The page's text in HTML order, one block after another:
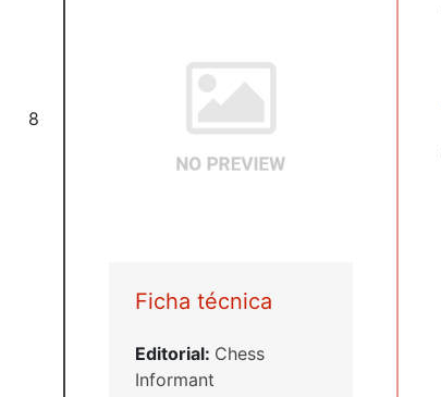
8
Ficha técnica
Editorial: Chess
Informant